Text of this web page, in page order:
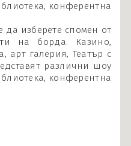
конферентна
да изберете спомен от
на борда. Казино,
арт галерия, Театър с
различни шоу
конферентна